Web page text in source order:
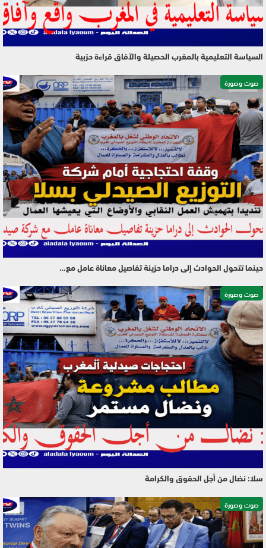
السياسة التعليمية بالمغرب الحصيلة والآفاق قراءة حزبية
صوت وصورة
حينما تتحول الحوادث إلى دراما حزينة تفاصيل معاناة عامل مع…
صوت وصورة
سلا: نضال من أجل الحقوق والكرامة
صوت وصورة